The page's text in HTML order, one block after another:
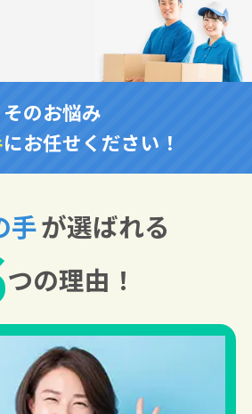
そのお悩み
にお任せください！
手が選ばれる
つの理由！